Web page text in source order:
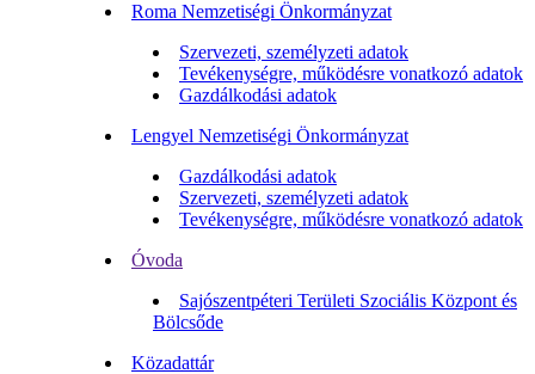
Roma Nemzetiségi Önkormányzat
Szervezeti, személyzeti adatok
Tevékenységre, működésre vonatkozó adatok
Gazdálkodási adatok
Lengyel Nemzetiségi Önkormányzat
Gazdálkodási adatok
Szervezeti, személyzeti adatok
Tevékenységre, működésre vonatkozó adatok
Óvoda
Sajószentpéteri Területi Szociális Központ és
Bölcsőde
Közadattár